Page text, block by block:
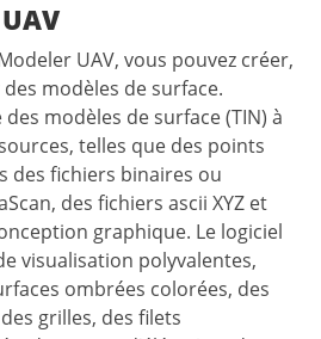
UAV, vous pouvez créer,
modèles de surface.
modèles de surface (TIN) à
telles que des points
des fichiers binaires ou
des fichiers ascii XYZ et
graphique. Le logiciel
visualisation polyvalentes,
ombrées colorées, des
grilles, des filets